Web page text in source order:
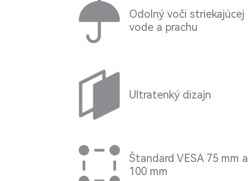
Odolný voči striekajúcej
vode a prachu
Ultratenký dizajn
Štandard VESA 75 mm a
100 mm